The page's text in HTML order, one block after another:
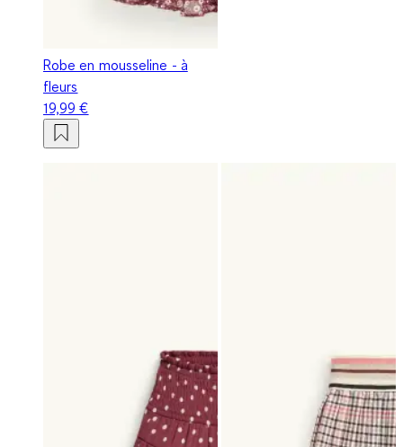
Robe en mousseline - à
fleurs
19,99 €